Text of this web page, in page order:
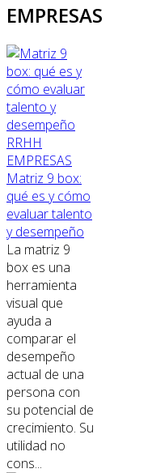
EMPRESAS
RRHH
EMPRESAS
Matriz 9 box:
qué es y cómo
evaluar talento
y desempeño
La matriz 9
box es una
herramienta
visual que
ayuda a
comparar el
desempeño
actual de una
persona con
su potencial de
crecimiento. Su
utilidad no
cons...